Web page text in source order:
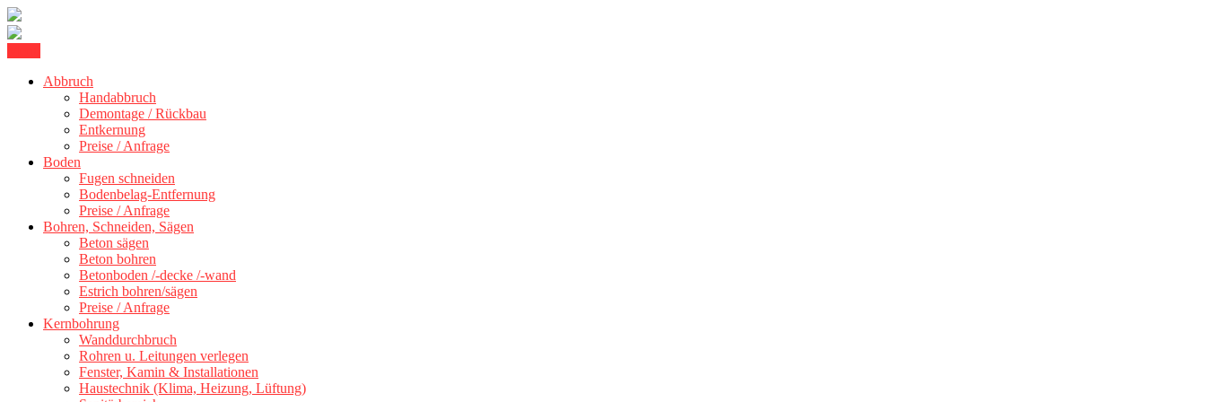
content
BBS Technik GmbH
Abbruch
Handabbruch
Demontage / Rückbau
Entkernung
Preise / Anfrage
Boden
Fugen schneiden
Bodenbelag-Entfernung
Preise / Anfrage
Bohren, Schneiden, Sägen
Beton sägen
Beton bohren
Betonboden /-decke /-wand
Estrich bohren/sägen
Preise / Anfrage
Kernbohrung
Wanddurchbruch
Rohren u. Leitungen verlegen
Fenster, Kamin & Installationen
Haustechnik (Klima, Heizung, Lüftung)